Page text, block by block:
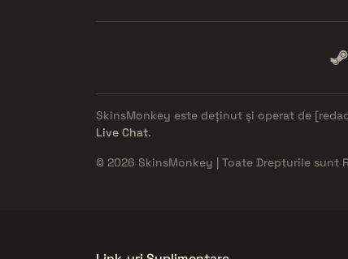
SkinsMonkey este deținut și operat de
Live Chat.
© 2026 SkinsMonkey | Toate Drepturile sunt